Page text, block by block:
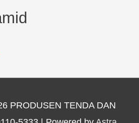
PRODUSEN TENDA DAN